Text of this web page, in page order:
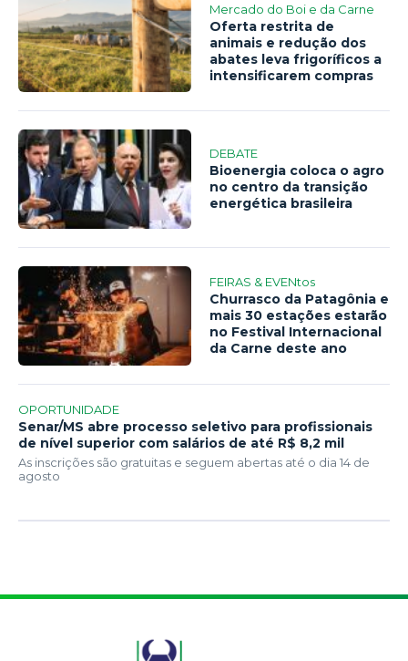
Mercado do Boi e da Carne
Oferta restrita de
animais e redução dos
abates leva frigoríficos a
intensificarem compras
DEBATE
Bioenergia coloca o agro
no centro da transição
energética brasileira
FEIRAS & EVENtos
Churrasco da Patagônia e
mais 30 estações estarão
no Festival Internacional
da Carne deste ano
OPORTUNIDADE
Senar/MS abre processo seletivo para profissionais
de nível superior com salários de até R$ 8,2 mil
As inscrições são gratuitas e seguem abertas até o dia 14 de
agosto